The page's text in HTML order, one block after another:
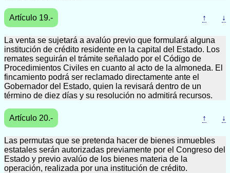
Artículo 19.- ↑ ↓
La venta se sujetará a avalúo previo que formulará alguna
institución de crédito residente en la capital del Estado. Los
remates seguirán el trámite señalado por el Código de
Procedimientos Civiles en cuanto al acto de la almoneda. El
fincamiento podrá ser reclamado directamente ante el
Gobernador del Estado, quien la revisará dentro de un
término de diez días y su resolución no admitirá recursos.
Artículo 20.- ↑ ↓
Las permutas que se pretenda hacer de bienes inmuebles
estatales serán autorizadas previamente por el Congreso del
Estado y previo avalúo de los bienes materia de la
operación, realizada por una institución de crédito.